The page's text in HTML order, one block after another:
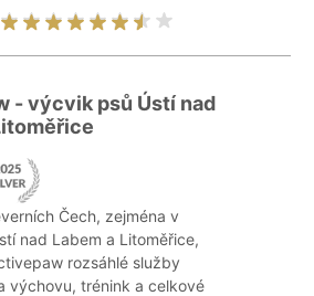
- výcvik psů Ústí nad
Čech, zejména v
nad Labem a Litoměřice,
rozsáhlé služby
výchovu, trénink a celkové